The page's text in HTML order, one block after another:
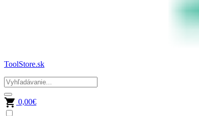
ToolStore.sk
0,00€